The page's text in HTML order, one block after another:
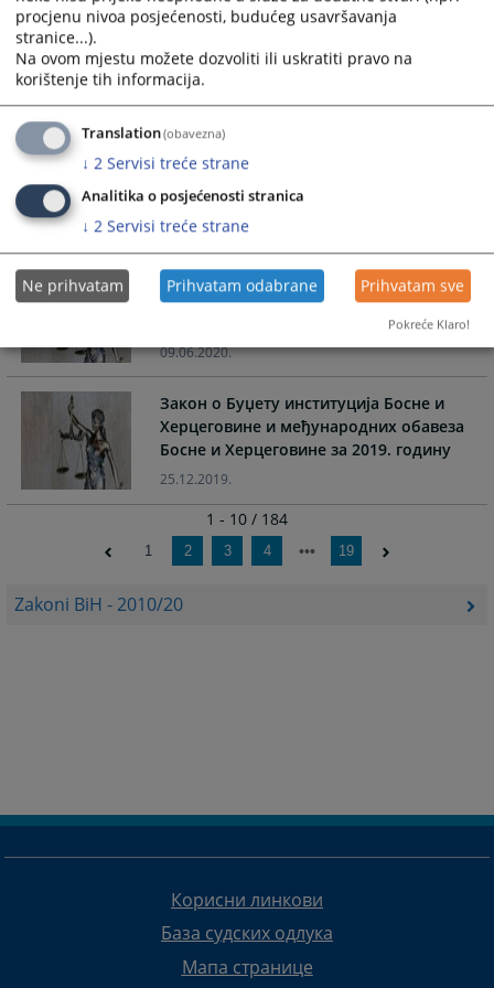
Zakoni BiH - 2010/20
03.08.2020.
Закон о систему државне помоћи у
Босни и Херцеговини
31.07.2020.
Закон о плаћама и накнадама у
институцијама Босне и Херцеговине
Закон о осигурању депозита у банкама
09.06.2020.
Закон о Буџету институција Босне и
Херцеговине и међународних обавеза
Босне и Херцеговине за 2019. годину
25.12.2019.
1 - 10 / 184
1 2 3 4 19
Корисни линкови
База судских одлука
Мапа странице
procjenu nivoa posjećenosti, budućeg usavršavanja
stranice...).
Na ovom mjestu možete dozvoliti ili uskratiti pravo na
korištenje tih informacija.
Translation(obavezna)
↓ 2 Servisi treće strane
Analitika o posjećenosti stranica
↓ 2 Servisi treće strane
Ne prihvatam Prihvatam odabrane Prihvatam sve
Pokreće Klaro!